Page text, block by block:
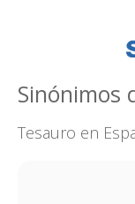
Sinónimos
Tesauro en